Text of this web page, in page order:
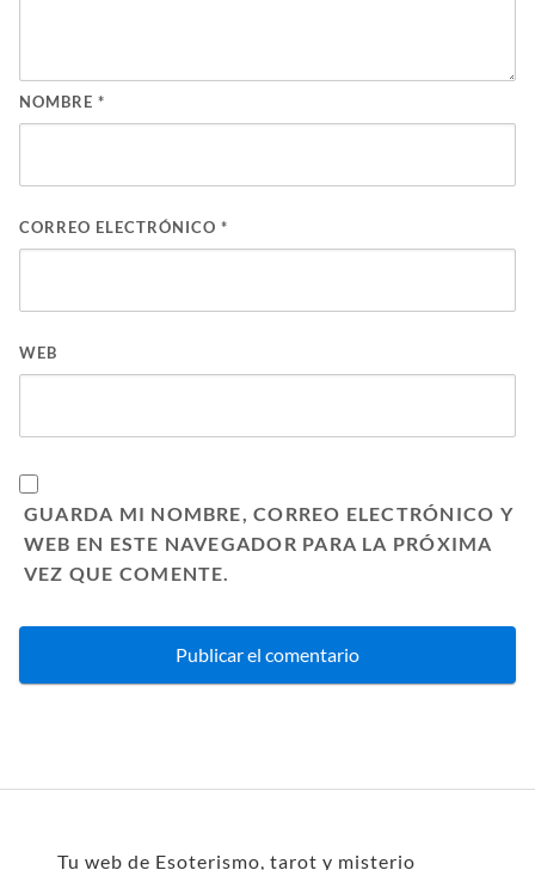
NOMBRE *
CORREO ELECTRÓNICO *
WEB
GUARDA MI NOMBRE, CORREO ELECTRÓNICO Y
WEB EN ESTE NAVEGADOR PARA LA PRÓXIMA
VEZ QUE COMENTE.
Tu web de Esoterismo, tarot y misterio